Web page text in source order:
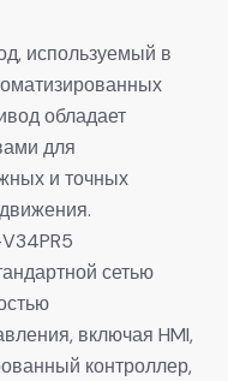
используемый в
обладает
для
и точных
сетью
включая HMI,
контроллер,